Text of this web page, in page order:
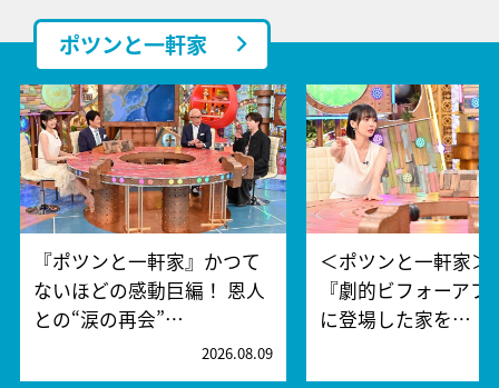
ポツンと一軒家
『ポツンと一軒家』かつて
ないほどの感動巨編！ 恩人
との“涙の再会”…
2026.08.09
＜ポツンと一軒家＞
『劇的ビフォーアフ
に登場した家を…